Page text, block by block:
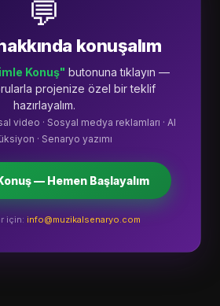
💬
konuşalım
Konuş" butonuna tıklayın —
projenize özel bir teklif
hazırlayalım.
video · Sosyal medya reklamları · AI
· Senaryo yazımı
— Hemen Başlayalım
için: info@muzikalsenaryo.com